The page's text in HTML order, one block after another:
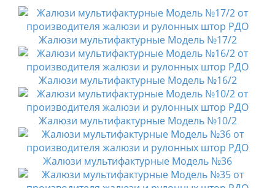
Жалюзи мультифактурные Модель №17/2
Жалюзи мультифактурные Модель №16/2
Жалюзи мультифактурные Модель №10/2
Жалюзи мультифактурные Модель №36